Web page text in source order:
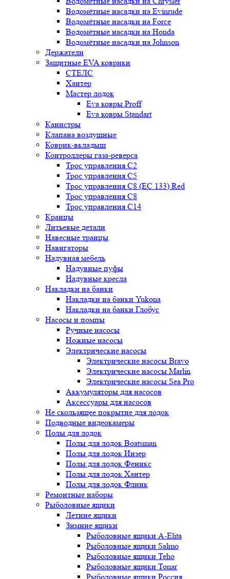
Водомётные насадки на Evinrude
Водомётные насадки на Force
Водомётные насадки на Honda
Водомётные насадки на Johnson
Держатели
Защитные EVA коврики
СТЕЛС
Хантер
Мастер лодок
Eva ковры Proff
Eva ковры Standart
Канистры
Клапана воздушные
Коврик-вкладыш
Контроллеры газа-реверса
Трос управления C2
Трос управления C5
Трос управления C8 (ЕС 133) Red
Трос управления C8
Трос управления C14
Кранцы
Литьевые детали
Навесные транцы
Навигаторы
Надувная мебель
Надувные пуфы
Надувные кресла
Накладки на банки
Накладки на банки Yukona
Накладки на банки Глобус
Насосы и помпы
Ручные насосы
Ножные насосы
Электрические насосы
Электрические насосы Bravo
Электрические насосы Marlin
Электрические насосы Sea Pro
Аккумуляторы для насосов
Аксессуары для насосов
Не скользящее покрытие для лодок
Подводные видеокамеры
Полы для лодок
Полы для лодок Boatsman
Полы для лодок Инзер
Полы для лодок Феникс
Полы для лодок Хантер
Полы для лодок Флинк
Ремонтные наборы
Рыболовные ящики
Летние ящики
Зимние ящики
Рыболовные ящики A-Elita
Рыболовные ящики Salmo
Рыболовные ящики Teho
Рыболовные ящики Tonar
Рыболовные ящики Россия